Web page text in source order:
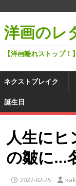
洋画のレ
【洋画離れストップ
ネクストブレイク
誕生日
人生にヒ
の皺に…
2022-02-25